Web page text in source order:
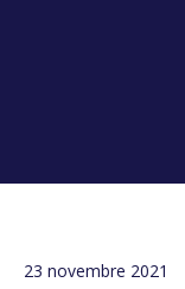
23 novembre 2021